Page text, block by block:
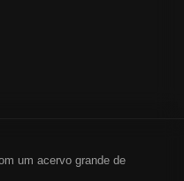
um acervo grande de